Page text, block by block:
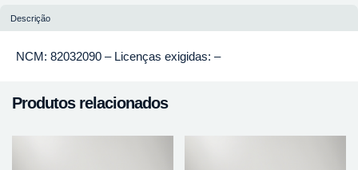
Descrição
NCM: 82032090 – Licenças exigidas: –
Produtos relacionados